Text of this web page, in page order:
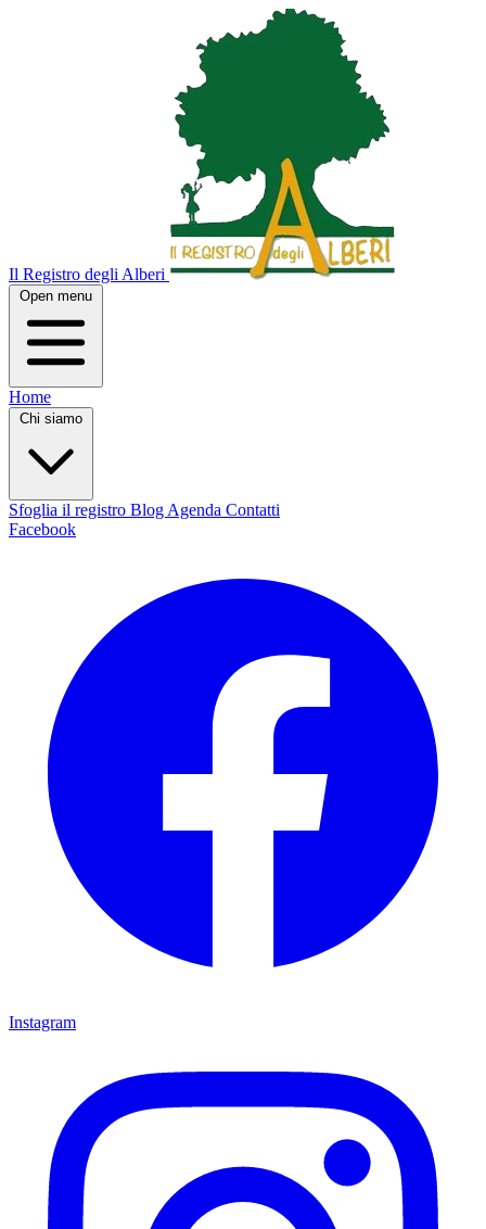
Il Registro degli Alberi
Open menu
Home
Chi siamo
Sfoglia il registro Blog Agenda Contatti
Facebook
Instagram